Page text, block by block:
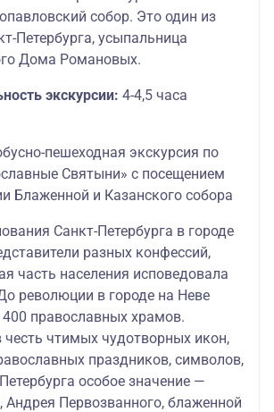
собор. Это один из
Петербурга, усыпальница
Дома Романовых.
экскурсии: 4-4,5 часа
пешеходная экскурсия по
Святыни» с посещением
Блаженной и Казанского собора
Санкт-Петербурга в городе
разных конфессий,
часть населения исповедовала
революции в городе на Неве
400 православных храмов.
чтимых чудотворных икон,
праздников, символов,
особое значение —
Андрея Первозванного, блаженной